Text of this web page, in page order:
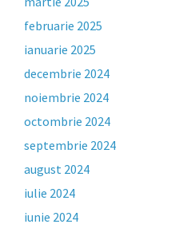
februarie 2025
ianuarie 2025
decembrie 2024
noiembrie 2024
octombrie 2024
septembrie 2024
august 2024
iulie 2024
iunie 2024